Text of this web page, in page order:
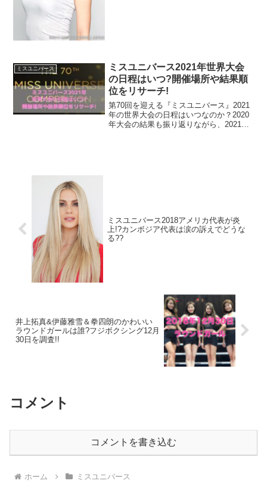
ミスユニバース
ミスユニバース2021年世界大会
の日程はいつ?開催場所や結果順
位をリサーチ!
第70回を迎える『ミスユニバース』2021
年の世界大会の日程はいつなのか？2020
年大会の結果も振り返りながら、2021年
ミスユニバース2018アメリカ代表が炎
上!?カンボジア代表は涙の訴えでどうな
る??
井上拓真&伊藤雅雪＆拳四朗のかわいい
ラウンドガールは誰?フジボクシング12月
30日を調査!!
コメント
コメントを書き込む
ホーム ミスユニバース